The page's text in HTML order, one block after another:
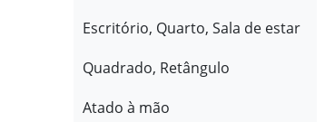
Escritório, Quarto, Sala de estar
Quadrado, Retângulo
Atado à mão